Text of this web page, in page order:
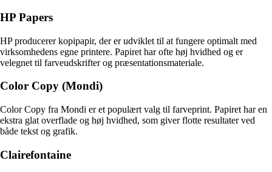
HP Papers
HP producerer kopipapir, der er udviklet til at fungere optimalt med
virksomhedens egne printere. Papiret har ofte høj hvidhed og er
velegnet til farveudskrifter og præsentationsmateriale.
Color Copy (Mondi)
Color Copy fra Mondi er et populært valg til farveprint. Papiret har en
ekstra glat overflade og høj hvidhed, som giver flotte resultater ved
både tekst og grafik.
Clairefontaine